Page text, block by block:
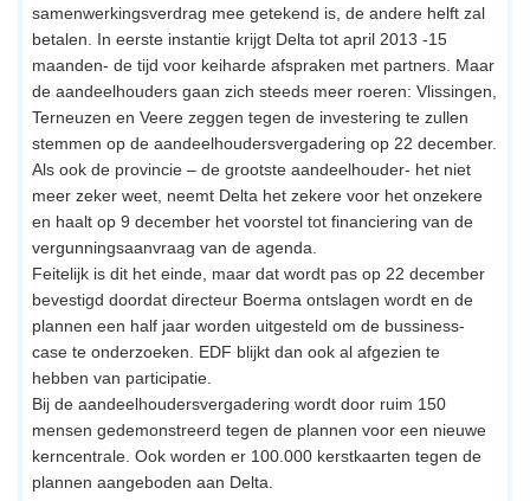
samenwerkingsverdrag mee getekend is, de andere helft zal
betalen. In eerste instantie krijgt Delta tot april 2013 -15
maanden- de tijd voor keiharde afspraken met partners. Maar
de aandeelhouders gaan zich steeds meer roeren: Vlissingen,
Terneuzen en Veere zeggen tegen de investering te zullen
stemmen op de aandeelhoudersvergadering op 22 december.
Als ook de provincie – de grootste aandeelhouder- het niet
meer zeker weet, neemt Delta het zekere voor het onzekere
en haalt op 9 december het voorstel tot financiering van de
vergunningsaanvraag van de agenda.
Feitelijk is dit het einde, maar dat wordt pas op 22 december
bevestigd doordat directeur Boerma ontslagen wordt en de
plannen een half jaar worden uitgesteld om de bussiness-
case te onderzoeken. EDF blijkt dan ook al afgezien te
hebben van participatie.
Bij de aandeelhoudersvergadering wordt door ruim 150
mensen gedemonstreerd tegen de plannen voor een nieuwe
kerncentrale. Ook worden er 100.000 kerstkaarten tegen de
plannen aangeboden aan Delta.